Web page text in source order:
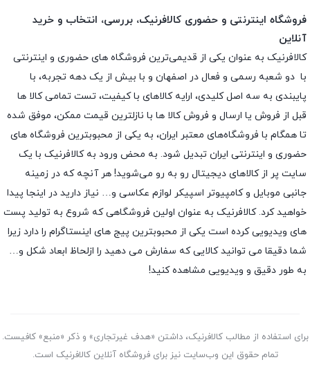
فروشگاه اینترنتی و حضوری کالافرنیک، بررسی، انتخاب و خرید
آنلاین
کالافرنیک به عنوان یکی از قدیمی‌ترین فروشگاه های حضوری و اینترنتی
با دو شعبه رسمی و فعال در اصفهان و با بیش از یک دهه تجربه، با
پایبندی به سه اصل کلیدی، ارایه کالاهای با کیفیت، تست تمامی کالا ها
قبل از فروش یا ارسال و فروش کالا ها با نازلترین قیمت ممکن، موفق شده
تا همگام با فروشگاه‌های معتبر ایران، به یکی از محبوبترین فروشگاه های
حضوری و اینترنتی ایران تبدیل شود. به محض ورود به کالافرنیک با یک
سایت پر از کالاهای دیجیتال رو به رو می‌شوید! هر آنچه که در زمینه
جانبی موبایل و کامپیوتر اسپیکر لوازم عکاسی و… نیاز دارید در اینجا پیدا
خواهید کرد. کالافرنیک به عنوان اولین فروشگاهی که شروع به تولید پست
های ویدیویی کرده است یکی از محبوبترین پیج های اینستاگرام را دارد زیرا
شما دقیقا می توانید کالایی که سفارش می دهید را ازلحاظ ابعاد شکل و…
به طور دقیق و ویدیویی مشاهده کنید!
برای استفاده از مطالب کالافرنیک، داشتن «هدف غیرتجاری» و ذکر «منبع» کافیست.
تمام حقوق اين وب‌سايت نیز برای فروشگاه آنلاین کالافرنیک است.